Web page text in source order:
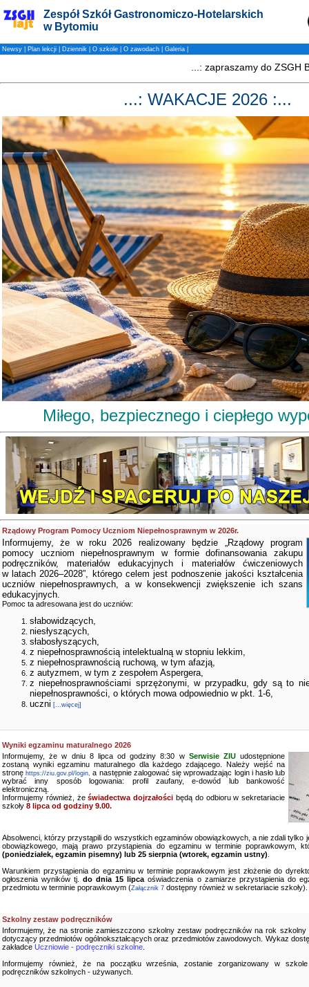
Zespół Szkół Gastronomiczo-Hotelarskich
w Bytomiu
Newsy Plan lekcji Dziennik O szkole O zawodach Galeria
...: WAKACJE 2026 :...
Miłego, bezpiecznego i ciepłego
Rządowy Program Pomocy Uczniom Niepełnosprawnym w 2026r.
Informujemy, że w roku 2026 realizowany będzie „Rządowy program
pomocy uczniom niepełnosprawnym w formie dofinansowania zakupu
podręczników, materiałów edukacyjnych i materiałów ćwiczeniowych
w latach 2026–2028”, którego celem jest podnoszenie jakości kształcenia
uczniów niepełnosprawnych, a w konsekwencji zwiększenie ich szans
edukacyjnych.
Pomoc ta adresowana jest do uczniów:
słabowidzących,
niesłyszących,
słabosłyszących,
z niepełnosprawnością intelektualną w stopniu lekkim,
z niepełnosprawnością ruchową, w tym afazją,
z autyzmem, w tym z zespołem Aspergera,
z niepełnosprawnościami sprzężonymi, w przypadku, gdy są to
niepełnosprawności, o których mowa odpowiednio w pkt. 1-6,
uczni [...więcej]
Wyniki egzaminu maturalnego 2026
Informujemy, że w dniu 8 lipca od godziny 8:30 w Serwisie ZIU udostępnione
zostaną wyniki egzaminu maturalnego dla każdego zdającego. Należy wejść na
stronęhttps://ziu.gov.pl/login, a następnie zalogować się wprowadzając login i hasło lub
wybrać inny sposób logowania: profil zaufany, e-dowód lub bankowość
elektroniczną.
Informujemy również, żeświadectwa dojrzałości będą do odbioru w sekretariacie
szkoły 8 lipca od godziny 9.00.
Absolwenci, którzy przystąpili do wszystkich egzaminów obowiązkowych, a nie zdali tylko
obowiązkowego, mają prawo przystąpienia do egzaminu w terminie poprawkowym,
(poniedziałek, egzamin pisemny) lub 25 sierpnia (wtorek, egzamin ustny)
Warunkiem przystąpienia do egzaminu w terminie poprawkowym jest złożenie do
ogłoszenia wyników tj.do dnia 15 lipca oświadczenia o zamiarze przystąpienia do
przedmiotu w terminie poprawkowym (Załącznik 7 dostępny również w sekretariacie szkoły).
Szkolny zestaw podręczników
Informujemy, że na stronie zamieszczono szkolny zestaw podręczników na rok szkolny
dotyczący przedmiotów ogólnokształcących oraz przedmiotów zawodowych. Wykaz
zakładce Uczniowie - podręczniki szkolne
Informujemy również, że na początku września, zostanie zorganizowany w
podręczników szkolnych - używanych.